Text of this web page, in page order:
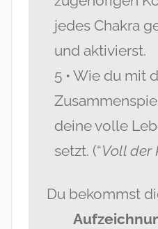
jedes Chakra
und aktivierst.
5 • Wie du mit
deine volle
setzt. (“Voll der
Du bekommst